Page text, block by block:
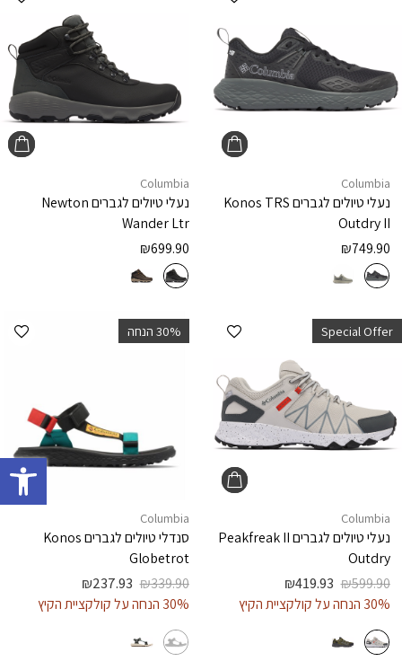
Columbia
נעלי טיולים לגבריםKonos TRS
Outdry II
₪749.90
Columbia
נעלי טיולים לגבריםNewton
Wander Ltr
₪699.90
הוספה למועדפים Special Offer
Columbia
נעלי טיולים לגבריםPeakfreak II
Outdry
₪599.90
₪419.93
30% הנחה על קולקציית הקיץ
‫30% הנחה
Columbia
סנדלי טיולים לגבריםKonos
Globetrot
₪339.90
₪237.93
30% הנחה על קולקציית הקיץ